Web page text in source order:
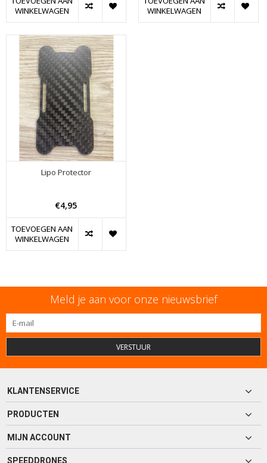
WINKELWAGEN
WINKELWAGEN
Lipo Protector
€4,95
TOEVOEGEN AAN
WINKELWAGEN
Meld je aan voor onze nieuwsbrief
VERSTUUR
KLANTENSERVICE
PRODUCTEN
MIJN ACCOUNT
SPEEDDRONES